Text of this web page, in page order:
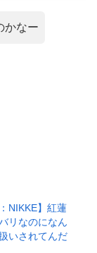
かなー
NIKKE】紅蓮
リなのになん
いされてんだ